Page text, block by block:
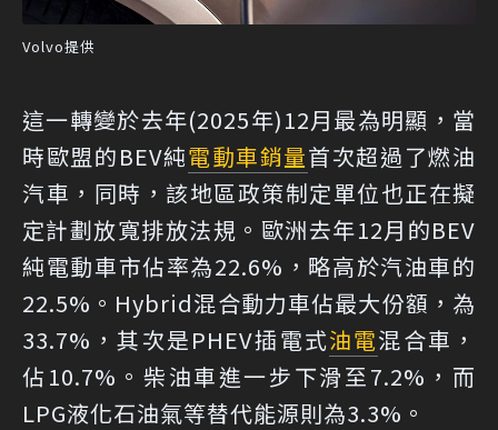
Volvo提供
這一轉變於去年(2025年)12月最為明顯，當
時歐盟的BEV純電動車銷量首次超過了燃油
汽車，同時，該地區政策制定單位也正在擬
定計劃放寬排放法規。歐洲去年12月的BEV
純電動車市佔率為22.6%，略高於汽油車的
22.5%。Hybrid混合動力車佔最大份額，為
33.7%，其次是PHEV插電式油電混合車，
佔10.7%。柴油車進一步下滑至7.2%，而
LPG液化石油氣等替代能源則為3.3%。